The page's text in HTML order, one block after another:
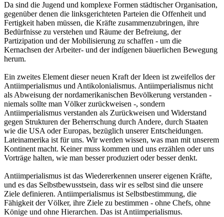
Da sind die Jugend und komplexe Formen städtischer Organisation,
gegenüber denen die linksgerichteten Parteien die Offenheit und
Fertigkeit haben müssen, die Kräfte zusammenzubringen, ihre
Bedürfnisse zu verstehen und Räume der Befreiung, der
Partizipation und der Mobilisierung zu schaffen - um die
Kernachsen der Arbeiter- und der indígenen bäuerlichen Bewegung
herum.
Ein zweites Element dieser neuen Kraft der Ideen ist zweifellos der
Antiimperialismus und Antikolonialismus. Antiimperialismus nicht
als Abweisung der nordamerikanischen Bevölkerung verstanden -
niemals sollte man Völker zurückweisen -, sondern
Antiimperialismus verstanden als Zurückweisen und Widerstand
gegen Strukturen der Beherrschung durch Andere, durch Staaten
wie die USA oder Europas, bezüglich unserer Entscheidungen.
Lateinamerika ist für uns. Wir werden wissen, was man mit unserem
Kontinent macht. Keiner muss kommen und uns erzählen oder uns
Vorträge halten, wie man besser produziert oder besser denkt.
Antiimperialismus ist das Wiedererkennen unserer eigenen Kräfte,
und es das Selbstbewusstsein, dass wir es selbst sind die unsere
Ziele definieren. Antiimperialismus ist Selbstbestimmung, die
Fähigkeit der Völker, ihre Ziele zu bestimmen - ohne Chefs, ohne
Könige und ohne Hierarchen. Das ist Antiimperialismus.